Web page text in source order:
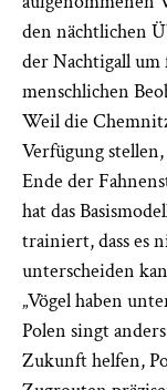
den nächtlichen
der Nachtigall
menschlichen
Weil die
Verfügung
Ende der
hat das
trainiert, dass es
unterscheiden
„Vögel haben
Polen singt
Zukunft helfen,